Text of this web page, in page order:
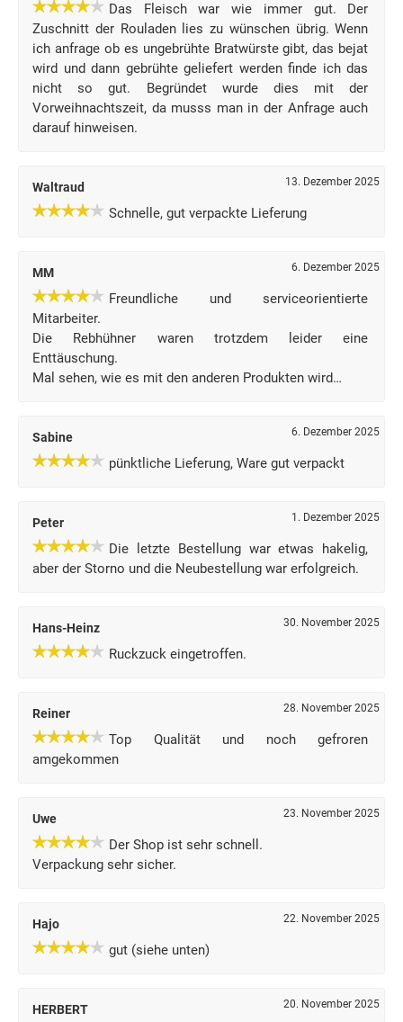
Das Fleisch war wie immer gut. Der
Zuschnitt der Rouladen lies zu wünschen übrig. Wenn
ich anfrage ob es ungebrühte Bratwürste gibt, das bejat
wird und dann gebrühte geliefert werden finde ich das
nicht so gut. Begründet wurde dies mit der
Vorweihnachtszeit, da musss man in der Anfrage auch
darauf hinweisen.
Waltraud 13. Dezember 2025
Schnelle, gut verpackte Lieferung
MM 6. Dezember 2025
Freundliche und serviceorientierte
Mitarbeiter.
Die Rebhühner waren trotzdem leider eine
Enttäuschung.
Mal sehen, wie es mit den anderen Produkten wird…
Sabine 6. Dezember 2025
pünktliche Lieferung, Ware gut verpackt
Peter 1. Dezember 2025
Die letzte Bestellung war etwas hakelig,
aber der Storno und die Neubestellung war erfolgreich.
Hans-Heinz 30. November 2025
Ruckzuck eingetroffen.
Reiner 28. November 2025
Top Qualität und noch gefroren
amgekommen
Uwe 23. November 2025
Der Shop ist sehr schnell.
Verpackung sehr sicher.
Hajo 22. November 2025
gut (siehe unten)
HERBERT 20. November 2025